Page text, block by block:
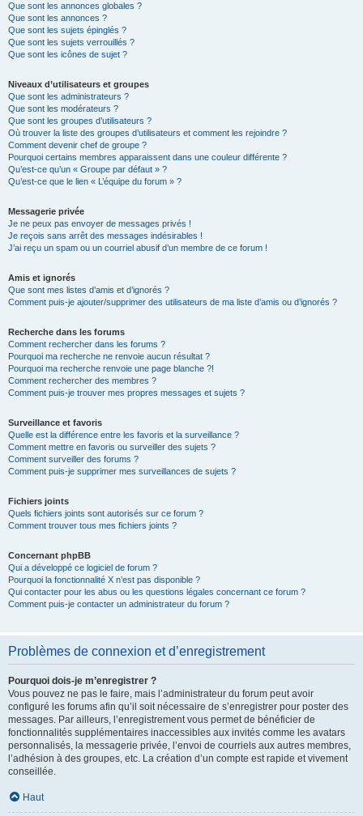
Que sont les annonces globales ?
Que sont les annonces ?
Que sont les sujets épinglés ?
Que sont les sujets verrouillés ?
Que sont les icônes de sujet ?
Niveaux d’utilisateurs et groupes
Que sont les administrateurs ?
Que sont les modérateurs ?
Que sont les groupes d’utilisateurs ?
Où trouver la liste des groupes d’utilisateurs et comment les rejoindre ?
Comment devenir chef de groupe ?
Pourquoi certains membres apparaissent dans une couleur différente ?
Qu’est-ce qu’un « Groupe par défaut » ?
Qu’est-ce que le lien « L’équipe du forum » ?
Messagerie privée
Je ne peux pas envoyer de messages privés !
Je reçois sans arrêt des messages indésirables !
J’ai reçu un spam ou un courriel abusif d’un membre de ce forum !
Amis et ignorés
Que sont mes listes d’amis et d’ignorés ?
Comment puis-je ajouter/supprimer des utilisateurs de ma liste d’amis ou d’ignorés ?
Recherche dans les forums
Comment rechercher dans les forums ?
Pourquoi ma recherche ne renvoie aucun résultat ?
Pourquoi ma recherche renvoie une page blanche ?!
Comment rechercher des membres ?
Comment puis-je trouver mes propres messages et sujets ?
Surveillance et favoris
Quelle est la différence entre les favoris et la surveillance ?
Comment mettre en favoris ou surveiller des sujets ?
Comment surveiller des forums ?
Comment puis-je supprimer mes surveillances de sujets ?
Fichiers joints
Quels fichiers joints sont autorisés sur ce forum ?
Comment trouver tous mes fichiers joints ?
Concernant phpBB
Qui a développé ce logiciel de forum ?
Pourquoi la fonctionnalité X n’est pas disponible ?
Qui contacter pour les abus ou les questions légales concernant ce forum ?
Comment puis-je contacter un administrateur du forum ?
Problèmes de connexion et d’enregistrement
Pourquoi dois-je m’enregistrer ?
Vous pouvez ne pas le faire, mais l’administrateur du forum peut avoir
configuré les forums afin qu’il soit nécessaire de s’enregistrer pour poster des
messages. Par ailleurs, l’enregistrement vous permet de bénéficier de
fonctionnalités supplémentaires inaccessibles aux invités comme les avatars
personnalisés, la messagerie privée, l’envoi de courriels aux autres membres,
l’adhésion à des groupes, etc. La création d’un compte est rapide et vivement
conseillée.
Haut